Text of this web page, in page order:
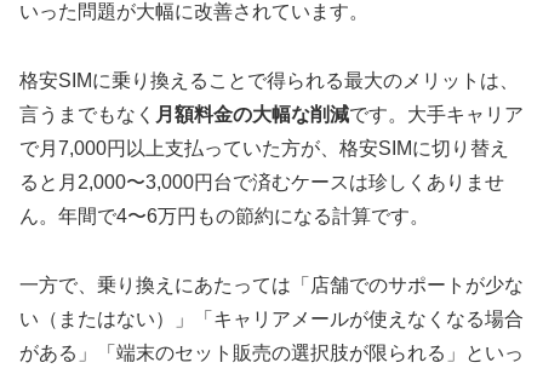
いった問題が大幅に改善されています。
格安SIMに乗り換えることで得られる最大のメリットは、
言うまでもなく 月額料金の大幅な削減です。大手キャリア
で月7,000円以上支払っていた方が、格安SIMに切り替え
ると月2,000〜3,000円台で済むケースは珍しくありませ
ん。年間で4〜6万円もの節約になる計算です。
一方で、乗り換えにあたっては「店舗でのサポートが少な
い（またはない）」「キャリアメールが使えなくなる場合
がある」「端末のセット販売の選択肢が限られる」といっ